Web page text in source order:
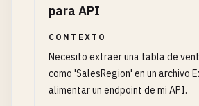
para API
CONTEXTO
Necesito extraer una tabla de
como 'SalesRegion' en un archivo
alimentar un endpoint de mi API.